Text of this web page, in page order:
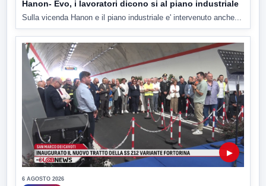
Hanon- Evo, i lavoratori dicono si al piano industriale
Sulla vicenda Hanon e il piano industriale e' intervenuto anche...
▶
6 AGOSTO 2026